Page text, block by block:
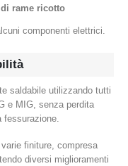
rame ricotto
componenti elettrici.
saldabile utilizzando tutti
e MIG, senza perdita
finiture, compresa
diversi miglioramenti